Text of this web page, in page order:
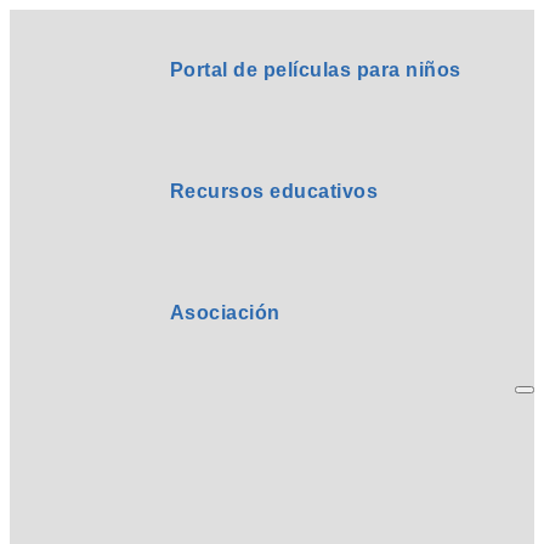
Portal de películas para niños
Recursos educativos
Asociación